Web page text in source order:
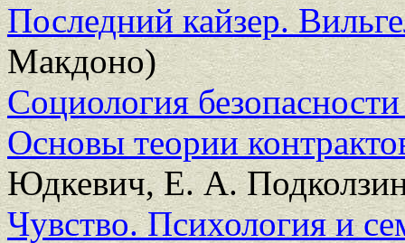
Последний кайзер.
Макдоно)
Социология
Основы теории
Юдкевич, Е. А.
Чувство. Психология и